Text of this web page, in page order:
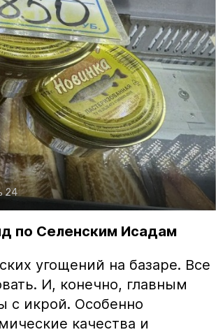
24
по Селенским Исадам
угощений на базаре. Все
И, конечно, главным
с икрой. Особенно
качества и